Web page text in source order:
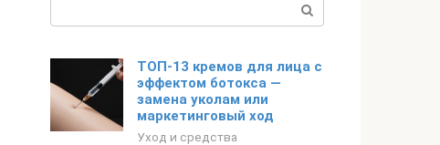
ТОП-13 кремов для лица с
эффектом ботокса —
замена уколам или
маркетинговый ход
Уход и средства